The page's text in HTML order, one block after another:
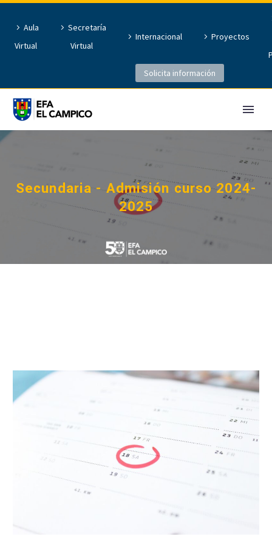
Aula
Virtual
Secretaría
Virtual
Internacional
Proyectos
Solicita información
Secundaria - Admisión curso 2024-
2025